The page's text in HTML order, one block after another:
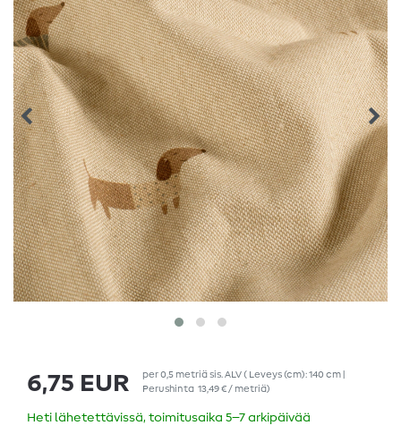
6,75 EUR per0,5 metriäsis. ALV( Leveys (cm): 140 cm |
Perushinta 13,49 € / metriä)
Heti lähetettävissä, toimitusaika 5–7 arkipäivää